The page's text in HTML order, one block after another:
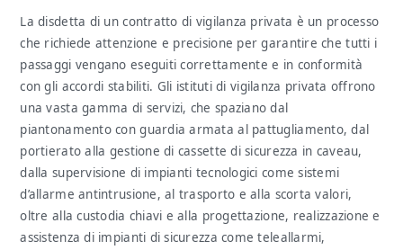
La disdetta di un contratto di vigilanza privata è un processo
che richiede attenzione e precisione per garantire che tutti i
passaggi vengano eseguiti correttamente e in conformità
con gli accordi stabiliti. Gli istituti di vigilanza privata offrono
una vasta gamma di servizi, che spaziano dal
piantonamento con guardia armata al pattugliamento, dal
portierato alla gestione di cassette di sicurezza in caveau,
dalla supervisione di impianti tecnologici come sistemi
d’allarme antintrusione, al trasporto e alla scorta valori,
oltre alla custodia chiavi e alla progettazione, realizzazione e
assistenza di impianti di sicurezza come teleallarmi,